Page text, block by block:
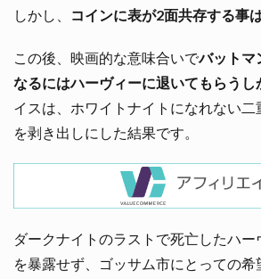
しかし、 コインに表が2面共存する事
この後、映画的な意味合いでバットマ
なるにはハーヴィーに退いてもらうし
イスは、ホワイトナイトになれない
を剥き出しにした結果です。
ダークナイトのラストで死亡したハ
を暴露せず、ゴッサム市にとっての希